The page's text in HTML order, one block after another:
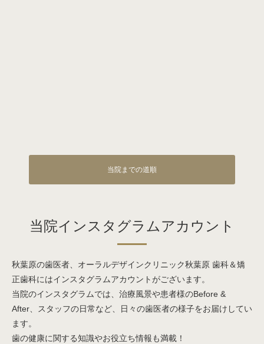
当院までの道順
当院インスタグラムアカウント
秋葉原の歯医者、オーラルデザインクリニック秋葉原 歯科＆矯
正歯科にはインスタグラムアカウントがございます。
当院のインスタグラムでは、治療風景や患者様のBefore &
After、スタッフの日常など、日々の歯医者の様子をお届けしてい
ます。
歯の健康に関する知識やお役立ち情報も満載！